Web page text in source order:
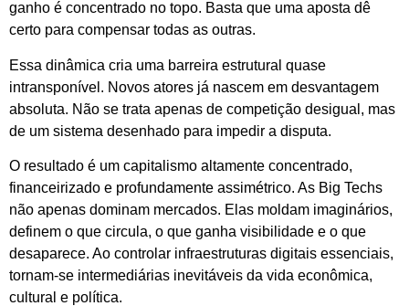
ganho é concentrado no topo. Basta que uma aposta dê
certo para compensar todas as outras.
Essa dinâmica cria uma barreira estrutural quase
intransponível. Novos atores já nascem em desvantagem
absoluta. Não se trata apenas de competição desigual, mas
de um sistema desenhado para impedir a disputa.
O resultado é um capitalismo altamente concentrado,
financeirizado e profundamente assimétrico. As Big Techs
não apenas dominam mercados. Elas moldam imaginários,
definem o que circula, o que ganha visibilidade e o que
desaparece. Ao controlar infraestruturas digitais essenciais,
tornam-se intermediárias inevitáveis da vida econômica,
cultural e política.